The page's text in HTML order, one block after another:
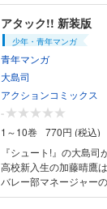
部に入部してきたので
んが第1巻。
アタック!! 新装版
少年・青年マンガ
青年マンガ
大島司
アクションコミックス
-
1～10巻
770円 (税込)
『シュート!』の大島
高校新入生の加藤晴鷹
バレー部マネージャー
しようと四苦八苦する